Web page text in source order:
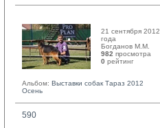
21 сентября 2012
года
Богданов М.М.
982 просмотра
0 рейтинг
Альбом: Выставки собак Тараз 2012
Осень
590